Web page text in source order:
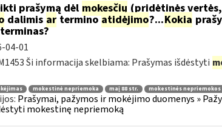
prašymą dėl mokesčių(pridėtinės
dalimis arterminoatidėjimo?...Kokia
04-01
Ši informacija skelbiama: Prašymas išdėstyti
mokestinė nepriemoka maį 88 str. mokestinės
Prašymai, pažymos ir mokėjimo duomenys »
mokestinę nepriemoką